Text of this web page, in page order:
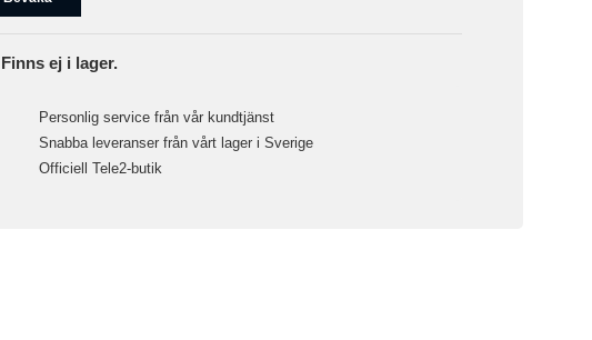
Finns ej i lager.
Personlig service från vår kundtjänst
Snabba leveranser från vårt lager i Sverige
Officiell Tele2-butik